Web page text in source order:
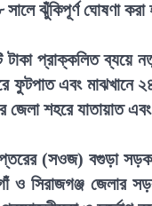
ঝুঁকিপূর্ণ ঘোষণা
প্রাক্কলিত ব্যয়ে
এবং মাঝখানে ২৪
শহরে যাতায়াত
(সওজ) বগুড়া সড়ক
ও সিরাজগঞ্জ জেলার